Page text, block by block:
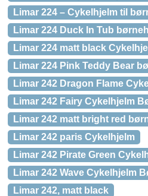
Limar 224 – Cykelhjelm til
Limar 224 Duck In Tub
Limar 224 matt black
Limar 224 Pink Teddy Bear
Limar 242 Dragon Flame
Limar 242 Fairy Cykelhjelm
Limar 242 matt bright red
Limar 242 paris Cykelhjelm
Limar 242 Pirate Green
Limar 242 Wave Cykelhjelm
Limar 242, matt black